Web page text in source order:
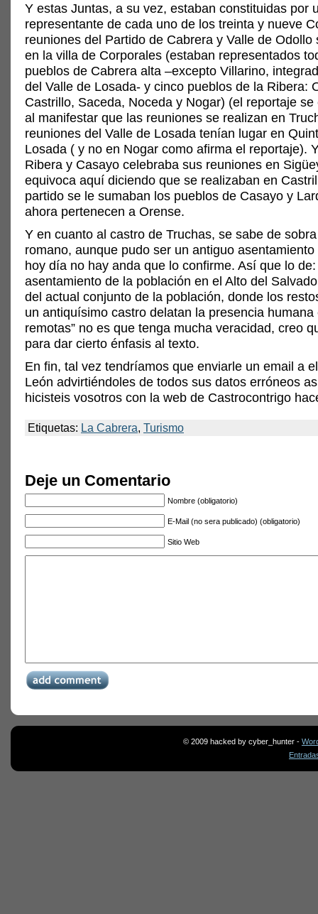
Y estas Juntas, a su vez, estaban constituidas por
representante de cada uno de los treinta y nueve
reuniones del Partido de Cabrera y Valle de Odollo
en la villa de Corporales (estaban representados
pueblos de Cabrera alta –excepto Villarino,
del Valle de Losada- y cinco pueblos de la Ribera:
Castrillo, Saceda, Noceda y Nogar) (el reportaje
al manifestar que las reuniones se realizan en
reuniones del Valle de Losada tenían lugar en
Losada ( y no en Nogar como afirma el reportaje).
Ribera y Casayo celebraba sus reuniones en
equivoca aquí diciendo que se realizaban en
partido se le sumaban los pueblos de Casayo y
ahora pertenecen a Orense.
Y en cuanto al castro de Truchas, se sabe de
romano, aunque pudo ser un antiguo
hoy día no hay anda que lo confirme. Así que lo de:
asentamiento de la población en el Alto del
del actual conjunto de la población, donde los
un antiquísimo castro delatan la presencia humana
remotas” no es que tenga mucha veracidad, creo
para dar cierto énfasis al texto.
En fin, tal vez tendríamos que enviarle un email a
León advirtiéndoles de todos sus datos erróneos
hicisteis vosotros con la web de Castrocontrigo
Etiquetas: La Cabrera, Turismo
Deje un Comentario
Nombre (obligatorio)
E-Mail (no sera publicado) (obligatorio)
Sitio Web
© 2009 hacked by cyber_hunter -